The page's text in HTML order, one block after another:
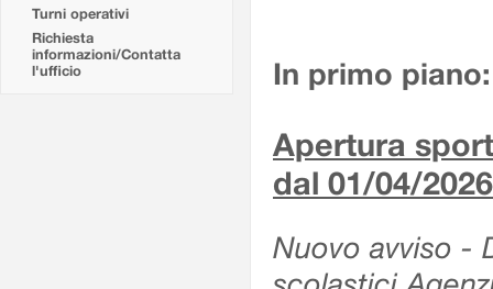
Turni operativi
Richiesta
informazioni/Contatta
l'ufficio
In primo piano:
Apertura
dal 01/04/2026
Nuovo avviso -